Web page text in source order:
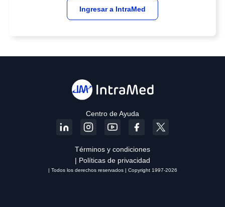
Ingresar a IntraMed
Centro de Ayuda
Términos y condiciones
| Políticas de privacidad
| Todos los derechos reservados | Copyright 1997-2026